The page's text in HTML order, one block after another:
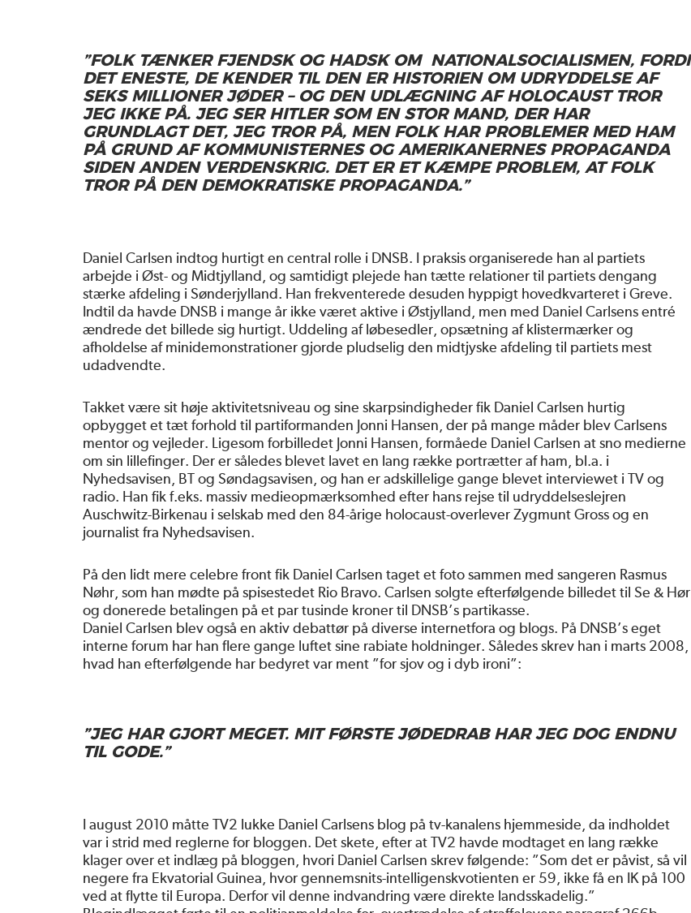
”FOLK TÆNKER FJENDSK OG HADSK OM NATIONALSOCIALISMEN, FORDI
DET ENESTE, DE KENDER TIL DEN ER HISTORIEN OM UDRYDDELSE AF
SEKS MILLIONER JØDER – OG DEN UDLÆGNING AF HOLOCAUST TROR
JEG IKKE PÅ. JEG SER HITLER SOM EN STOR MAND, DER HAR
GRUNDLAGT DET, JEG TROR PÅ, MEN FOLK HAR PROBLEMER MED HAM
PÅ GRUND AF KOMMUNISTERNES OG AMERIKANERNES PROPAGANDA
SIDEN ANDEN VERDENSKRIG. DET ER ET KÆMPE PROBLEM, AT FOLK
TROR PÅ DEN DEMOKRATISKE PROPAGANDA.”
Daniel Carlsen indtog hurtigt en central rolle i DNSB. I praksis organiserede han al partiets
arbejde i Øst- og Midtjylland, og samtidigt plejede han tætte relationer til partiets dengang
stærke afdeling i Sønderjylland. Han frekventerede desuden hyppigt hovedkvarteret i Greve.
Indtil da havde DNSB i mange år ikke været aktive i Østjylland, men med Daniel Carlsens entré
ændrede det billede sig hurtigt. Uddeling af løbesedler, opsætning af klistermærker og
afholdelse af minidemonstrationer gjorde pludselig den midtjyske afdeling til partiets mest
udadvendte.
Takket være sit høje aktivitetsniveau og sine skarpsindigheder fik Daniel Carlsen hurtig
opbygget et tæt forhold til partiformanden Jonni Hansen, der på mange måder blev Carlsens
mentor og vejleder. Ligesom forbilledet Jonni Hansen, formåede Daniel Carlsen at sno medierne
om sin lillefinger. Der er således blevet lavet en lang række portrætter af ham, bl.a. i
Nyhedsavisen, BT og Søndagsavisen, og han er adskillelige gange blevet interviewet i TV og
radio. Han fik f.eks. massiv medieopmærksomhed efter hans rejse til udryddelseslejren
Auschwitz-Birkenau i selskab med den 84-årige holocaust-overlever Zygmunt Gross og en
journalist fra Nyhedsavisen.
På den lidt mere celebre front fik Daniel Carlsen taget et foto sammen med sangeren Rasmus
Nøhr, som han mødte på spisestedet Rio Bravo. Carlsen solgte efterfølgende billedet til Se & Hør
og donerede betalingen på et par tusinde kroner til DNSB’s partikasse.
Daniel Carlsen blev også en aktiv debattør på diverse internetfora og blogs. På DNSB’s eget
interne forum har han flere gange luftet sine rabiate holdninger. Således skrev han i marts 2008,
hvad han efterfølgende har bedyret var ment ”for sjov og i dyb ironi”:
”JEG HAR GJORT MEGET. MIT FØRSTE JØDEDRAB HAR JEG DOG ENDNU
TIL GODE.”
I august 2010 måtte TV2 lukke Daniel Carlsens blog på tv-kanalens hjemmeside, da indholdet
var i strid med reglerne for bloggen. Det skete, efter at TV2 havde modtaget en lang række
klager over et indlæg på bloggen, hvori Daniel Carlsen skrev følgende: ”Som det er påvist, så vil
negere fra Ekvatorial Guinea, hvor gennemsnits-intelligenskvotienten er 59, ikke få en IK på 100
ved at flytte til Europa. Derfor vil denne indvandring være direkte landsskadelig.”